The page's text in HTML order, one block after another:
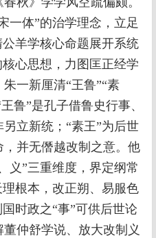
一体”的治学理念，立足
羊学核心命题展开系统
心思想，力图匡正经学
一新厘清“王鲁”“素
鲁”是孔子借鲁史行事、
立新统；“素王”为后世
并无僭越改制之意。他
义”三重维度，界定纲常
根本，改正朔、易服色
时政之“事”可供后世论
仲舒学说、放大改制义